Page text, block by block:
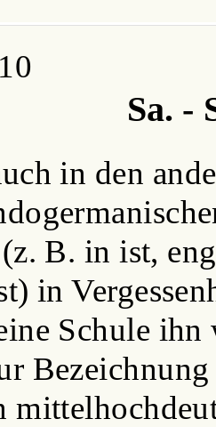
Sa. -
in den
B. in ist,
in
Schule
Bezeichnung